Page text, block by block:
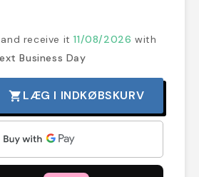
and receive it11/08/2026 with
Business Day
shopping_cart LÆG I INDKØBSKURV